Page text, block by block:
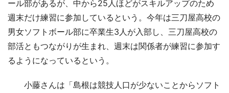
ール部があるが、中から25人ほどがスキルアップのため
週末だけ練習に参加しているという。今年は三刀屋高校の
男女ソフトボール部に卒業生3人が入部し、三刀屋高校の
部活ともつながりが生まれ、週末は関係者が練習に参加す
るようになっているという。
小藤さんは「島根は競技人口が少ないことからソフト